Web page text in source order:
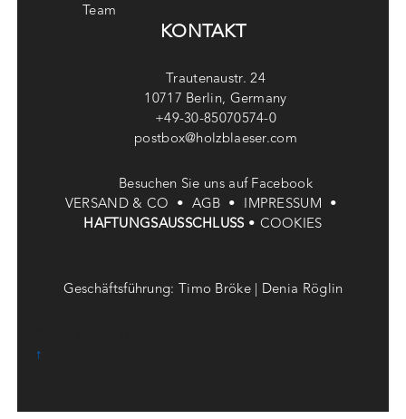
Team
KONTAKT
Trautenaustr. 24
10717 Berlin, Germany
+49-30-85070574-0
postbox@holzblaeser.com
Besuchen Sie uns auf Facebook
VERSAND & CO • AGB • IMPRESSUM •
HAFTUNGSAUSSCHLUSS • COOKIES
Geschäftsführung: Timo Bröke | Denia Röglin
↑